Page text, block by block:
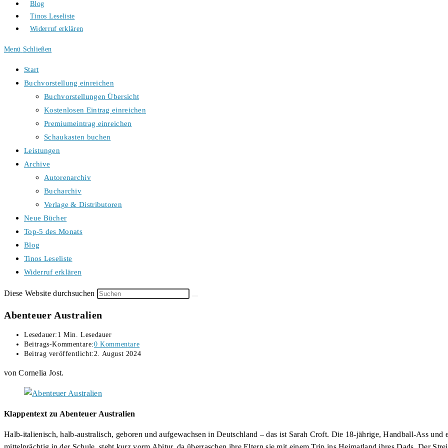
Blog
Tinos Leseliste
Widerruf erklären
Menü Schließen
Start
Buchvorstellung einreichen
Buchvorstellungen Übersicht
Kostenlosen Eintrag einreichen
Premiumeintrag einreichen
Schaukasten buchen
Leistungen
Archive
Autorenarchiv
Bucharchiv
Verlage & Distributoren
Neue Bücher
Top-5 des Monats
Blog
Tinos Leseliste
Widerruf erklären
Diese Website durchsuchen
Abenteuer Australien
Lesedauer: 1 Min. Lesedauer
Beitrags-Kommentare:0 Kommentare
Beitrag veröffentlicht:2. August 2024
von Cornelia Jost.
Klappentext zu Abenteuer Australien
Halb-italienisch, halb-australisch, geboren und aufgewachsen in Deutschland – das ist Sarah Croft. Die 18-jährige, Handball-Ass und